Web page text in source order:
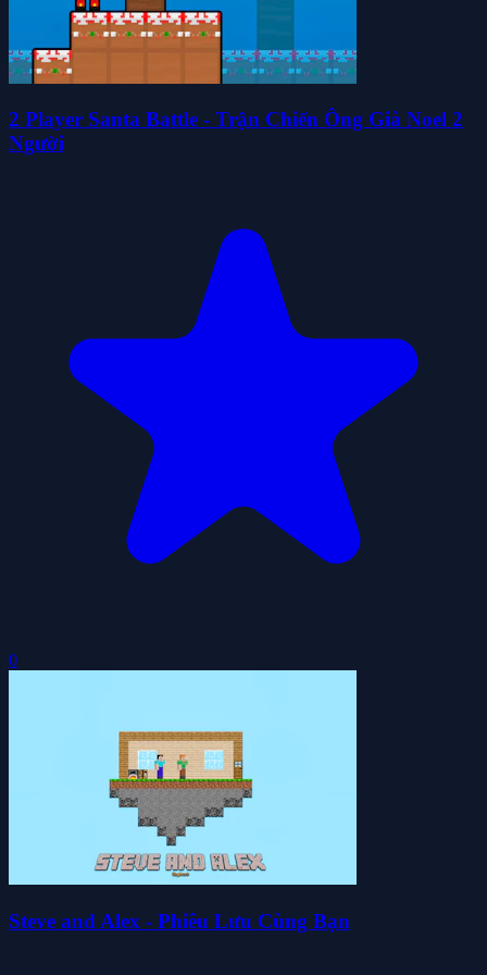
2 Player Santa Battle - Trận Chiến Ông Già Noel 2
Người
0
Steve and Alex - Phiêu Lưu Cùng Bạn